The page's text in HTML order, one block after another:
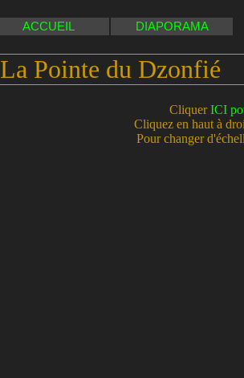
ACCUEIL DIAPORAMA
La Pointe du Dzonfié
CliquerICI
Cliquez en haut à
Pour changer